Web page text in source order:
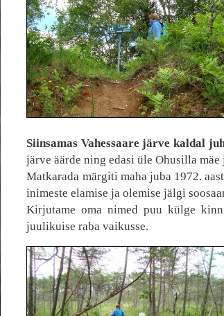
Siinsamas Vahessaare järve kaldal
järve äärde ning edasi üle Ohusilla
Matkarada märgiti maha juba 1972.
inimeste elamise ja olemise jälgi
Kirjutame oma nimed puu külge
juulikuise raba vaikusse.